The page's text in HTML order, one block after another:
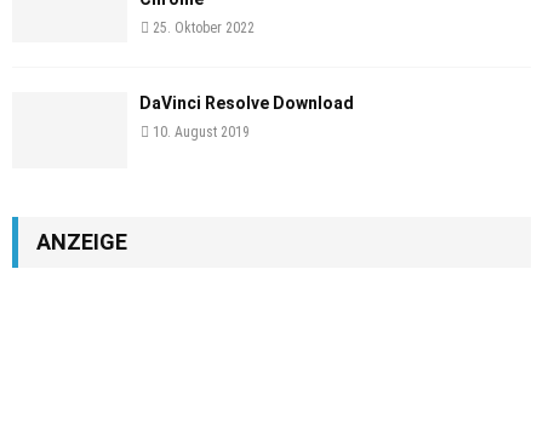
25. Oktober 2022
DaVinci Resolve Download
10. August 2019
ANZEIGE